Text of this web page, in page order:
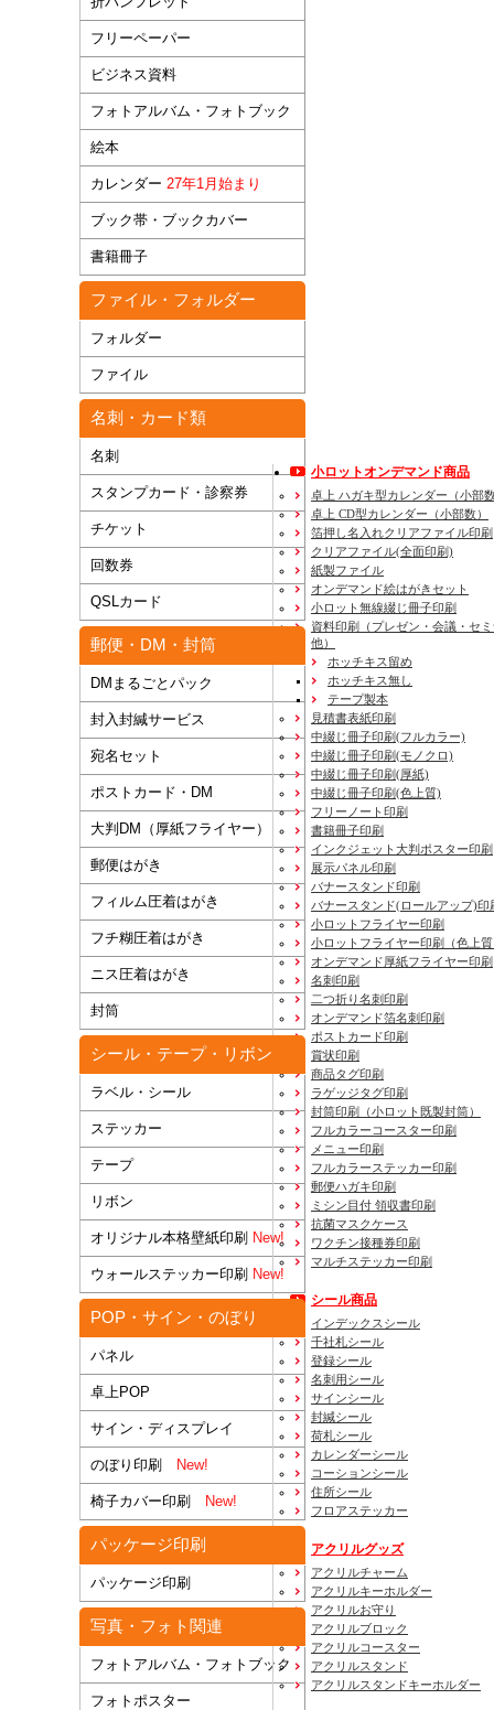
フリーペーパー
ビジネス資料
フォトアルバム・フォトブック
絵本
カレンダー 27年1月始まり
ブック帯・ブックカバー
書籍冊子
ファイル・フォルダー
フォルダー
ファイル
名刺・カード類
名刺
スタンプカード・診察券
チケット
回数券
QSLカード
郵便・DM・封筒
DMまるごとパック
封入封緘サービス
宛名セット
ポストカード・DM
大判DM（厚紙フライヤー）
郵便はがき
フィルム圧着はがき
フチ糊圧着はがき
ニス圧着はがき
封筒
シール・テープ・リボン
ラベル・シール
ステッカー
テープ
リボン
オリジナル本格壁紙印刷 New!
ウォールステッカー印刷 New!
POP・サイン・のぼり
パネル
卓上POP
サイン・ディスプレイ
のぼり印刷 New!
椅子カバー印刷 New!
パッケージ印刷
パッケージ印刷
写真・フォト関連
フォトアルバム・フォトブック
フォトポスター
小ロットオンデマンド商品
卓上 ハガキ型カレンダー（小部
卓上 CD型カレンダー（小部数）
箔押し名入れクリアファイル印刷
クリアファイル(全面印刷)
紙製ファイル
オンデマンド絵はがきセット
小ロット無線綴じ冊子印刷
資料印刷
（プレゼン・会議・セ
他）
ホッチキス留め
ホッチキス無し
テープ製本
見積書表紙印刷
中綴じ冊子印刷(フルカラー)
中綴じ冊子印刷(モノクロ)
中綴じ冊子印刷(厚紙)
中綴じ冊子印刷(色上質)
フリーノート印刷
書籍冊子印刷
インクジェット大判ポスター印刷
展示パネル印刷
バナースタンド印刷
バナースタンド(ロールアップ)印
小ロットフライヤー印刷
小ロットフライヤー印刷（色上
オンデマンド厚紙フライヤー印刷
名刺印刷
二つ折り名刺印刷
オンデマンド箔名刺印刷
ポストカード印刷
賞状印刷
商品タグ印刷
ラゲッジタグ印刷
封筒印刷
（小ロット既製封筒）
フルカラーコースター印刷
メニュー印刷
フルカラーステッカー印刷
郵便ハガキ印刷
ミシン目付 領収書印刷
抗菌マスクケース
ワクチン接種券印刷
マルチステッカー印刷
シール商品
インデックスシール
千社札シール
登録シール
名刺用シール
サインシール
封緘シール
荷札シール
カレンダーシール
コーションシール
住所シール
フロアステッカー
アクリルグッズ
アクリルチャーム
アクリルキーホルダー
アクリルお守り
アクリルブロック
アクリルコースター
アクリルスタンド
アクリルスタンドキーホルダー